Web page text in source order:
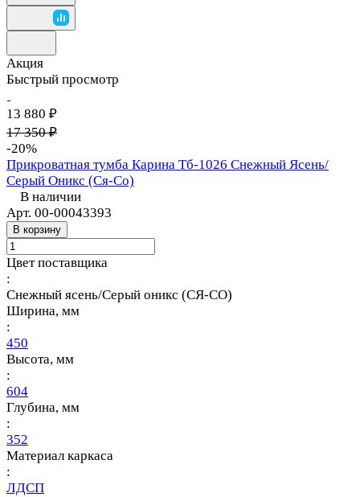
Акция
Быстрый просмотр
13 880 ₽
17 350 ₽
-20%
Прикроватная тумба Карина Тб-1026 Снежный Ясень/
Серый Оникс (Ся-Со)
В наличии
Арт. 00-00043393
В корзину
Цвет поставщика
:
Снежный ясень/Серый оникс (СЯ-СО)
Ширина, мм
:
450
Высота, мм
:
604
Глубина, мм
:
352
Материал каркаса
:
ЛДСП